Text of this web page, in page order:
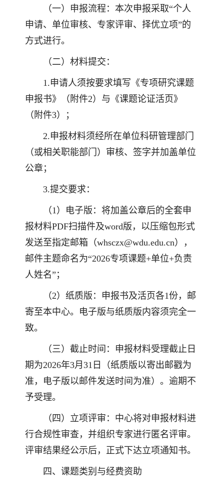
（一）申报流程：本次申报采取“个人
申请、单位审核、专家评审、择优立项”的
方式进行。
（二）材料提交：
1.申请人须按要求填写《专项研究课题
申报书》（附件2）与《课题论证活页》
（附件3）；
2.申报材料须经所在单位科研管理部门
（或相关职能部门）审核、签字并加盖单位
公章；
3.提交要求：
（1）电子版：将加盖公章后的全套申
报材料PDF扫描件及word版，以压缩包形式
发送至指定邮箱（whsczx@wdu.edu.cn），
邮件主题命名为“2026专项课题+单位+负责
人姓名”；
（2）纸质版：申报书及活页各1份，邮
寄至本中心。电子版与纸质版内容须完全一
致。
（三）截止时间：申报材料受理截止日
期为2026年3月31日（纸质版以寄出邮戳为
准，电子版以邮件发送时间为准）。逾期不
予受理。
（四）立项评审：中心将对申报材料进
行合规性审查，并组织专家进行匿名评审。
评审结果经公示后，正式下达立项通知书。
四、课题类别与经费资助